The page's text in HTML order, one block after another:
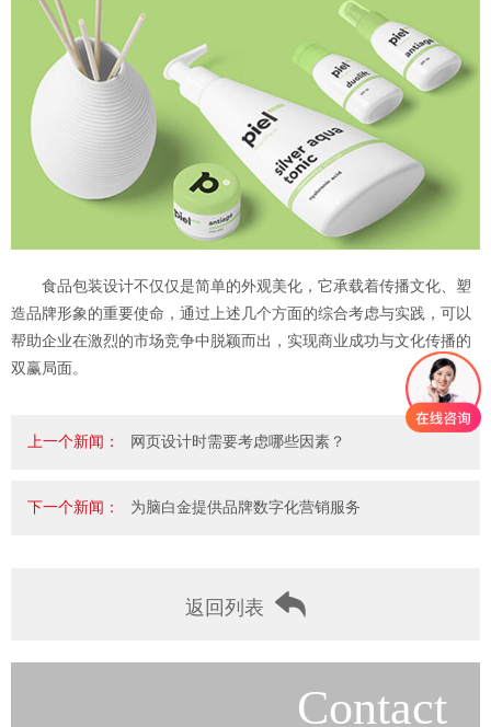
食品包装设计不仅仅是简单的外观美化，它承载着传播文化、塑
造品牌形象的重要使命，通过上述几个方面的综合考虑与实践，可以
帮助企业在激烈的市场竞争中脱颖而出，实现商业成功与文化传播的
双赢局面。
上一个新闻： 网页设计时需要考虑哪些因素？
下一个新闻： 为脑白金提供品牌数字化营销服务
返回列表
Contact